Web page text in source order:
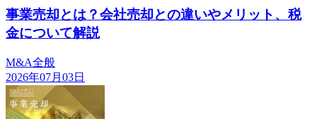
事業売却とは？会社売却との違いやメリット、税
金について解説
M&A全般
2026年07月03日